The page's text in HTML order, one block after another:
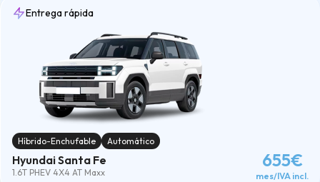
Kilómetros
20000(3)
Todos los/las meses
36meses(3)
60meses(3)
Combustible
Híbrido(1)
Entrega rápida
Híbrido-Enchufable Automático
Hyundai Santa Fe
1.6T PHEV 4X4 AT Maxx
655€
mes/IVA incl.